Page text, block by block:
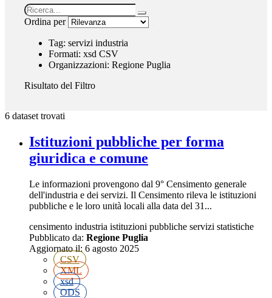
Ordina per
Tag: servizi industria
Formati: xsd CSV
Organizzazioni: Regione Puglia
Risultato del Filtro
6 dataset trovati
Istituzioni pubbliche per forma
giuridica e comune
Le informazioni provengono dal 9° Censimento generale
dell'industria e dei servizi. Il Censimento rileva le istituzioni
pubbliche e le loro unità locali alla data del 31...
censimento industria istituzioni pubbliche servizi statistiche
Pubblicato da: Regione Puglia
Aggiornato il: 6 agosto 2025
CSV
XML
xsd
ODS